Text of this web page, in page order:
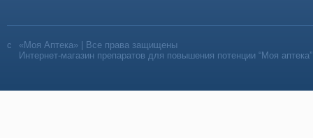
«Моя Аптека» | Все права защищены
Интернет-магазин препаратов для повышения потенции “Моя